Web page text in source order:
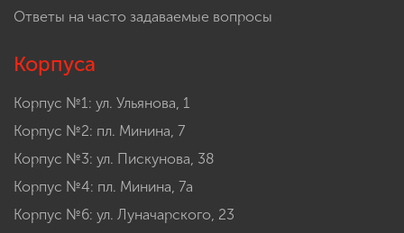
Ответы на часто задаваемые вопросы
Корпуса
Корпус №1: ул. Ульянова, 1
Корпус №2: пл. Минина, 7
Корпус №3: ул. Пискунова, 38
Корпус №4: пл. Минина, 7а
Корпус №6: ул. Луначарского, 23